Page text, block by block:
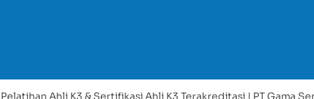
Ahli K3 & Sertifikasi Ahli K3 Terakreditasi | PT Gama